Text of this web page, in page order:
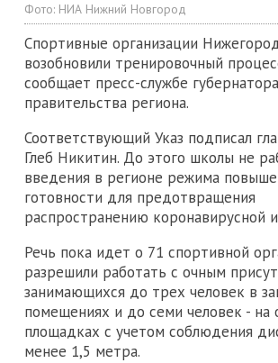
Фото: НИА Нижний Новгород
Спортивные организации
возобновили тренировочный
сообщает пресс-службе
правительства региона.
Соответствующий Указ подписал
Глеб Никитин. До этого школы не
введения в регионе режима
готовности для предотвращения
распространению коронавирусной
Речь пока идет о 71 спортивной
разрешили работать с очным
занимающихся до трех человек в
помещениях и до семи человек - на
площадках с учетом соблюдения
менее 1,5 метра.